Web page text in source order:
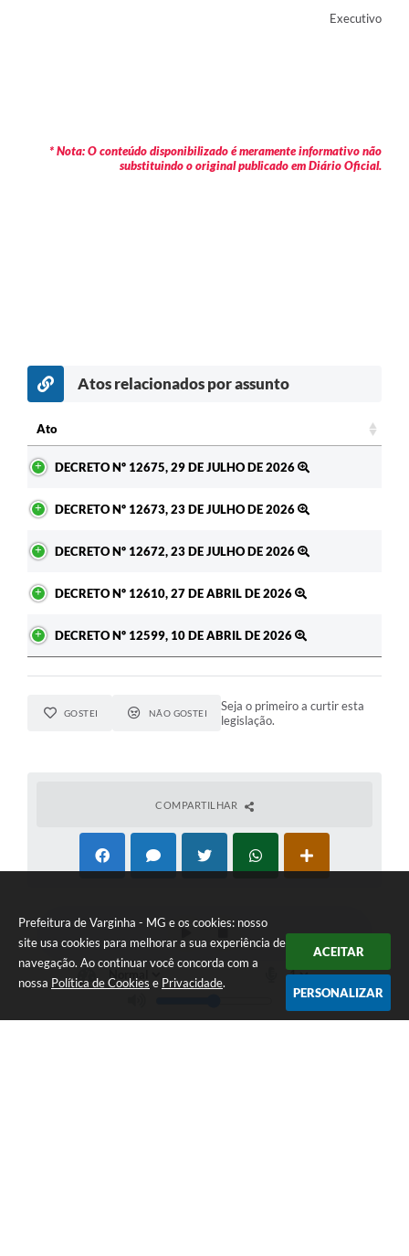
Prefeitura de Varginha - MG e os cookies: nosso
site usa cookies para melhorar a sua experiência de
navegação. Ao continuar você concorda com a
nossa Política de Cookies e Privacidade.
ACEITAR
PERSONALIZAR
Executivo
* Nota: O conteúdo disponibilizado é meramente informativo não
substituindo o original publicado em Diário Oficial.
Atos relacionados por assunto
Ato
DECRETO Nº 12675, 29 DE JULHO DE 2026
DECRETO Nº 12673, 23 DE JULHO DE 2026
DECRETO Nº 12672, 23 DE JULHO DE 2026
DECRETO Nº 12610, 27 DE ABRIL DE 2026
DECRETO Nº 12599, 10 DE ABRIL DE 2026
GOSTEI NÃO GOSTEI
Seja o primeiro a curtir esta
legislação.
COMPARTILHAR